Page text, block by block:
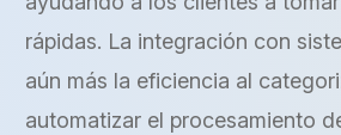
rápidas. La integración con
aún más la eficiencia al
automatizar el procesamiento